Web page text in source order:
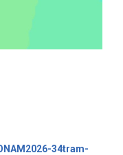
34tram-